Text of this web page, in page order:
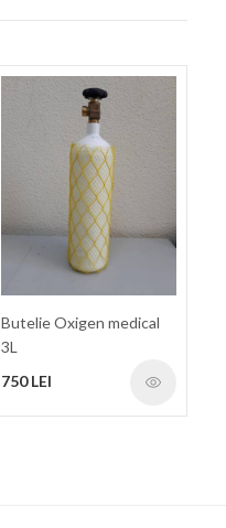
Butelie Oxigen medical
3L
750 LEI